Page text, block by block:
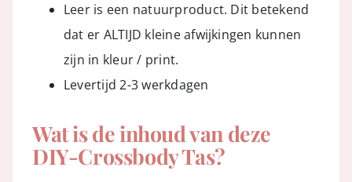
Leer is een natuurproduct. Dit betekend
dat er ALTIJD kleine afwijkingen kunnen
zijn in kleur / print.
Levertijd 2-3 werkdagen
Wat is de inhoud van deze
DIY-Crossbody Tas?